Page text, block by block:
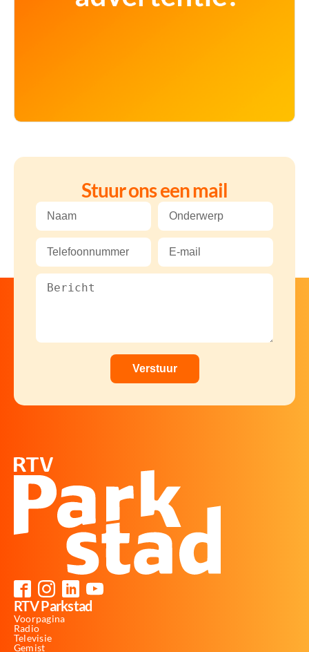
Stuur ons een mail
RTV Parkstad
Voorpagina
Radio
Televisie
Gemist